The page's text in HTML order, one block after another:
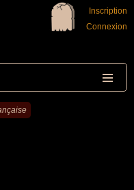
Inscription
Connexion